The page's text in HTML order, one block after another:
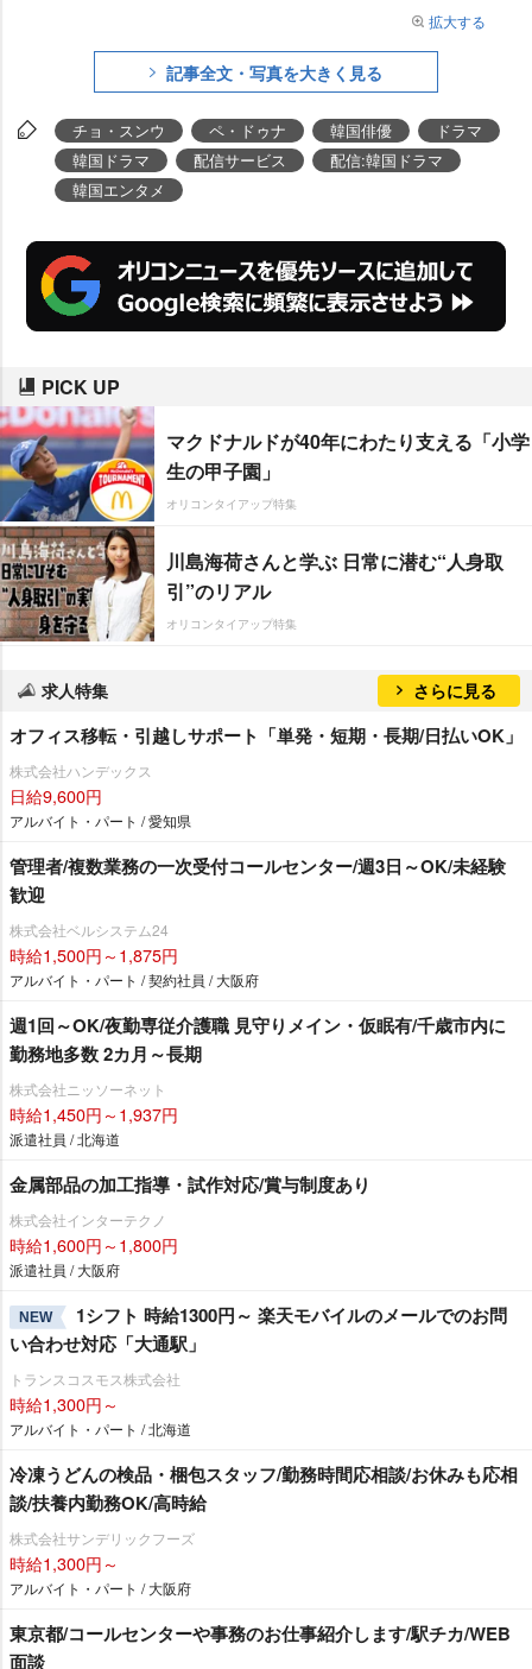
拡大する
記事全文・写真を大きく見る
チョ・スンウ ペ・ドゥナ 韓国俳優
ドラマ
韓国ドラマ
配信サービス
配信:韓国ドラマ
韓国エンタメ
PICK UP
マクドナルドが40年にわたり支える「小学
生の甲子園」
オリコンタイアップ特集
川島海荷さんと学ぶ 日常に潜む“人身取
引”のリアル
オリコンタイアップ特集
求人特集 さらに見る
オフィス移転・引越しサポート「単発・短期・長期/日払いOK」
株式会社ハンデックス
日給9,600円
アルバイト・パート / 愛知県
管理者/複数業務の一次受付コールセンター/週3日～OK/未経験
歓迎
株式会社ベルシステム24
時給1,500円～1,875円
アルバイト・パート / 契約社員 / 大阪府
週1回～OK/夜勤専従介護職 見守りメイン・仮眠有/千歳市内に
勤務地多数 2カ月～長期
株式会社ニッソーネット
時給1,450円～1,937円
派遣社員 / 北海道
金属部品の加工指導・試作対応/賞与制度あり
株式会社インターテクノ
時給1,600円～1,800円
派遣社員 / 大阪府
NEW
1シフト 時給1300円～ 楽天モバイルのメールでのお問
い合わせ対応「大通駅」
トランスコスモス株式会社
時給1,300円～
アルバイト・パート / 北海道
冷凍うどんの検品・梱包スタッフ/勤務時間応相談/お休みも応相
談/扶養内勤務OK/高時給
株式会社サンデリックフーズ
時給1,300円～
アルバイト・パート / 大阪府
東京都/コールセンターや事務のお仕事紹介します/駅チカ/WEB
面談